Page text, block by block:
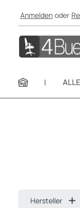
Hauptinhalt
Zur Suche springen
Zur
Anmelden oder
Hersteller